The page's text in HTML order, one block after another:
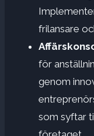
frilansare
för
genom
som syftar